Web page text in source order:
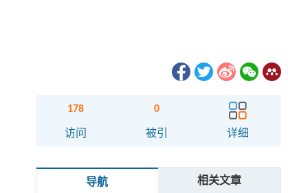
178
访问
0
被引 详细
导航 相关文章